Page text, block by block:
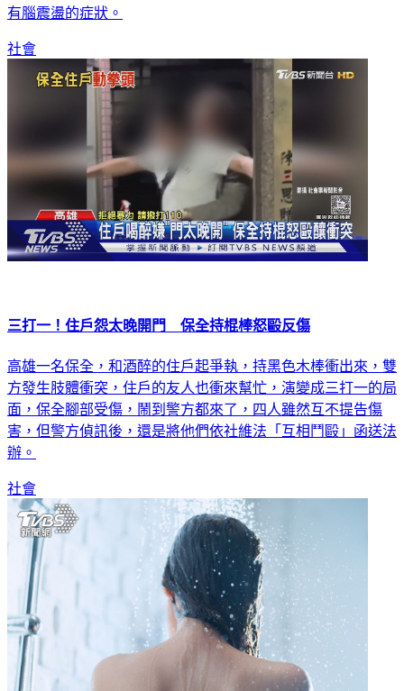
有腦震盪的症狀。
社會
三打一！住戶怨太晚開門 保全持棍棒怒毆反傷
高雄一名保全，和酒醉的住戶起爭執，持黑色木棒衝出來，雙
方發生肢體衝突，住戶的友人也衝來幫忙，演變成三打一的局
面，保全腳部受傷，鬧到警方都來了，四人雖然互不提告傷
害，但警方偵訊後，還是將他們依社維法「互相鬥毆」函送法
辦。
社會